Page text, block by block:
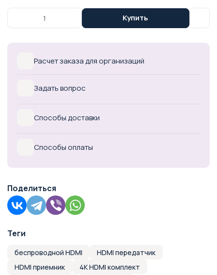
Купить
Расчет заказа для организаций
Задать вопрос
Способы доставки
Способы оплаты
Поделиться
Теги
беспроводной HDMI
HDMI передатчик
HDMI приемник
4K HDMI комплект